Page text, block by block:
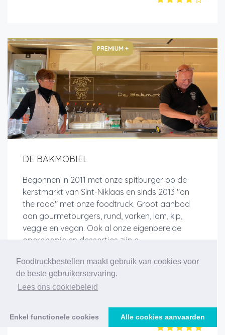
Foodtruckbestellen maakt gebruik van cookies voor
de beste gebruikerservaring.
Lees ons cookiebeleid
Enkel functionele cookies Alle cookies aanvaarden
PREMIUM +
DE BAKMOBIEL
Begonnen in 2011 met onze spitburger op de
kerstmarkt van Sint-Niklaas en sinds 2013 "on
the road" met onze foodtruck. Groot aanbod
aan gourmetburgers, rund, varken, lam, kip,
veggie en vegan. Ook al onze eigenbereide
aperohapje en dessertjes zijn e...
Meer info